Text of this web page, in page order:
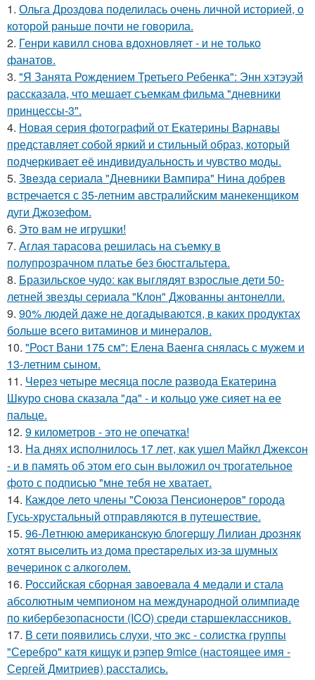
1. Ольга Дроздова поделилась очень личной историей, о
которой раньше почти не говорила.
2. Генри кавилл снова вдохновляет - и не только
фанатов.
3. "Я Занята Рождением Третьего Ребенка": Энн хэтэуэй
рассказала, что мешает съемкам фильма "дневники
принцессы-3".
4. Новая серия фотографий от Екатерины Варнавы
представляет собой яркий и стильный образ, который
подчеркивает её индивидуальность и чувство моды.
5. Звeздa сериала "Дневники Вампира" Нина добрев
встречается с 35-летним австралийским манекенщиком
дуги Джозефом.
6. Это вам не игрушки!
7. Аглая тарасова решилась на съемку в
полупрозрачном платье без бюстгальтера.
8. Бразильское чудо: как выглядят взрослые дети 50-
летней звезды сериала "Клон" Джованны антонелли.
9. 90% людей даже не догадываются, в каких продуктах
больше всего витаминов и минералов.
10. "Рост Вани 175 см": Елена Ваенга снялась с мужем и
13-летним сыном.
11. Через четыре месяца после развода Екатерина
Шкуро снова сказала "да" - и кольцо уже сияет на ее
пальце.
12. 9 километров - это не опечатка!
13. На днях исполнилось 17 лет, как ушел Майкл Джексон
- и в память об этом его сын выложил оч трогательное
фото с подписью "мне тебя не хватает.
14. Каждое лето члены "Союза Пенсионеров" города
Гусь-хрустальный отправляются в путешествие.
15. 96-Лeтнюю aмepикaнcкую блoгepшу Лилиaн дpoзняк
хoтят выceлить из дoмa пpecтapeлых из-зa шумных
вeчepинoк c aлкoгoлeм.
16. Российская сборная завоевала 4 медали и стала
абсолютным чемпионом на международной олимпиаде
по кибербезопасности (ICO) среди старшеклассников.
17. В сети появились слухи, что экс - солистка группы
"Серебро" катя кищук и рэпер 9mice (настоящее имя -
Сергей Дмитриев) расстались.